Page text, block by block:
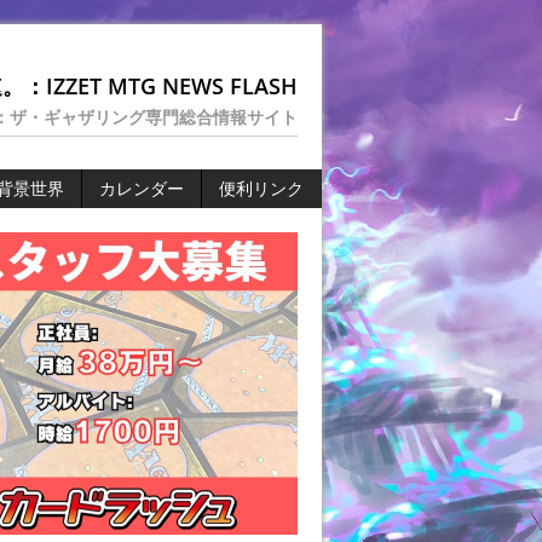
：IZZET MTG NEWS FLASH
ザ・ギャザリング専門総合情報サイト
景世界 カレンダー 便利リンク